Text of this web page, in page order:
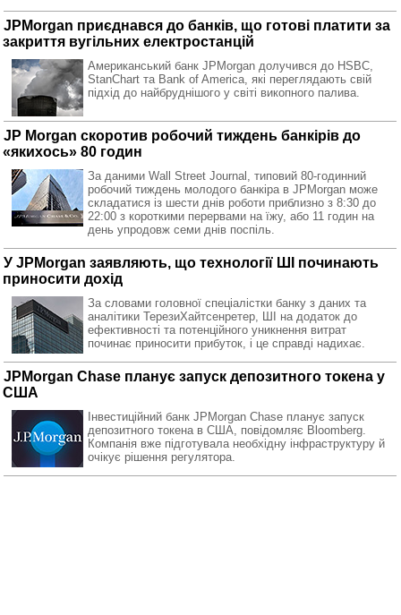
JPMorgan приєднався до банків, що готові платити за
закриття вугільних електростанцій
Американський банк JPMorgan долучився до HSBC,
StanChart та Bank of America, які переглядають свій
підхід до найбруднішого у світі викопного палива.
JP Morgan скоротив робочий тиждень банкірів до
«якихось» 80 годин
За даними Wall Street Journal, типовий 80-годинний
робочий тиждень молодого банкіра в JPMorgan може
складатися із шести днів роботи приблизно з 8:30 до
22:00 з короткими перервами на їжу, або 11 годин на
день упродовж семи днів поспіль.
У JPMorgan заявляють, що технології ШІ починають
приносити дохід
За словами головної спеціалістки банку з даних та
аналітики Терези ​​Хайтсенретер, ШІ на додаток до
ефективності та потенційного уникнення витрат
починає приносити прибуток, і це справді надихає.
JPMorgan Chase планує запуск депозитного токена у
США
Інвестиційний банк JPMorgan Chase планує запуск
депозитного токена в США, повідомляє Bloomberg.
Компанія вже підготувала необхідну інфраструктуру й
очікує рішення регулятора.